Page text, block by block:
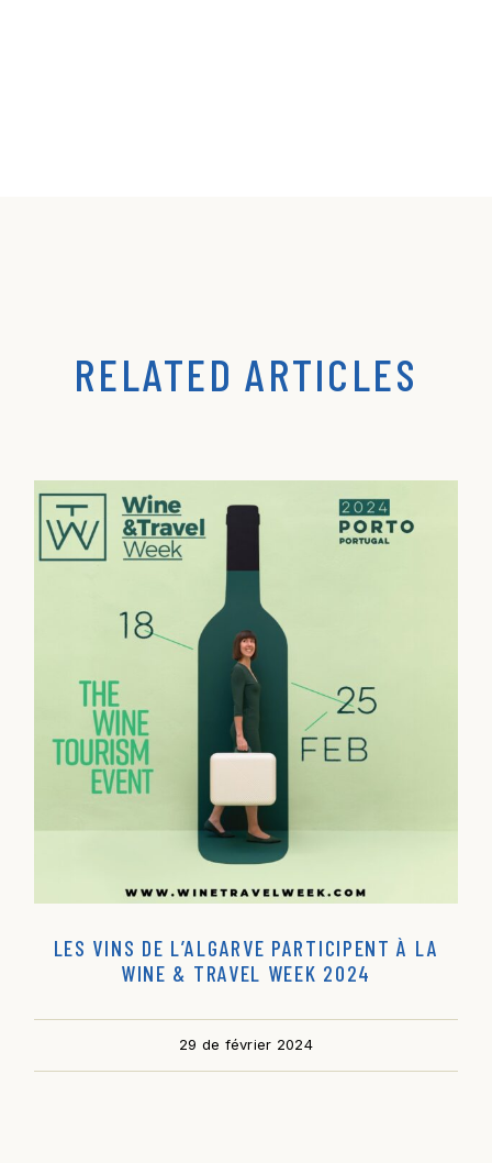
RELATED ARTICLES
LES VINS DE L’ALGARVE PARTICIPENT À LA
WINE & TRAVEL WEEK 2024
29 de février 2024